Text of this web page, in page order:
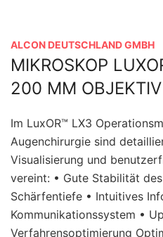
ALCON DEUTSCHLAND GMBH
MIKROSKOP
200 MM OBJEKTIV
Im LuxOR™ LX3
Augenchirurgie sind
Visualisierung und
vereint: • Gute Stabilität
Schärfentiefe • Intuitives
Kommunikationssystem •
Verfahrensoptimierung